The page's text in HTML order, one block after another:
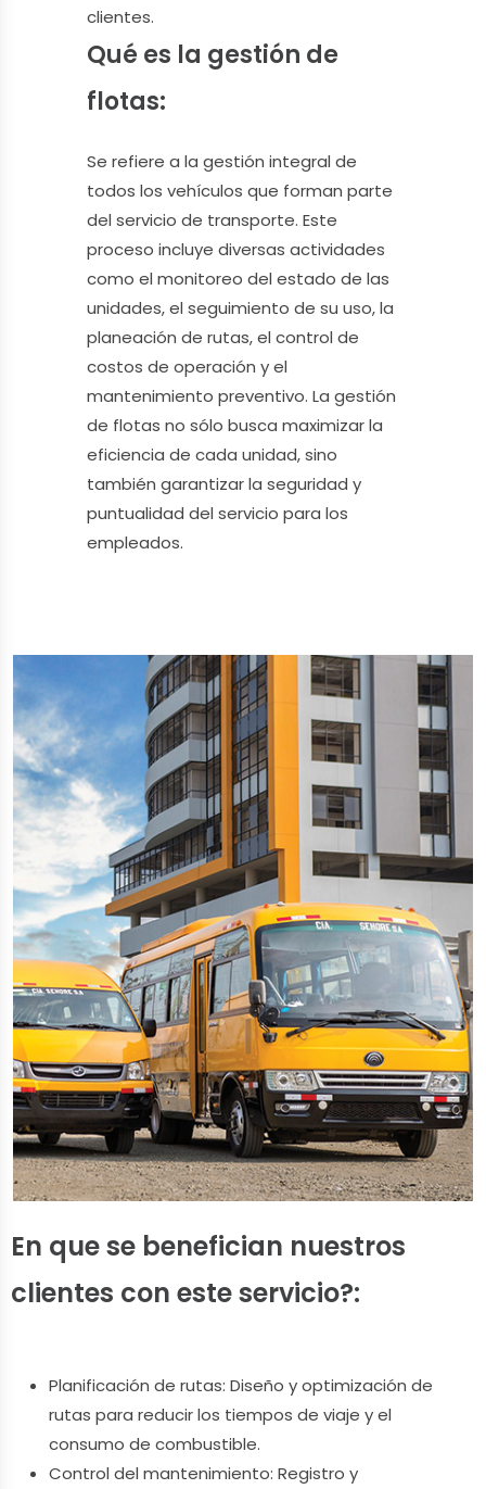
clientes.
Qué es la gestión de
flotas:
Se refiere a la gestión integral de
todos los vehículos que forman parte
del servicio de transporte. Este
proceso incluye diversas actividades
como el monitoreo del estado de las
unidades, el seguimiento de su uso, la
planeación de rutas, el control de
costos de operación y el
mantenimiento preventivo. La gestión
de flotas no sólo busca maximizar la
eficiencia de cada unidad, sino
también garantizar la seguridad y
puntualidad del servicio para los
empleados.
En que se benefician nuestros
clientes con este servicio?:
Planificación de rutas: Diseño y optimización de
rutas para reducir los tiempos de viaje y el
consumo de combustible.
Control del mantenimiento: Registro y